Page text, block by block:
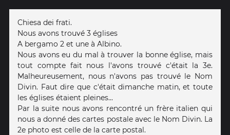
Chiesa dei frati.
Nous avons trouvé 3 églises
A bergamo 2 et une à Albino.
Nous avons eu du mal à trouver la bonne église, mais
tout compte fait nous l'avons trouvé c'était la 3e.
Malheureusement, nous n'avons pas trouvé le Nom
Divin. Faut dire que c'était dimanche matin, et toute
les églises étaient pleines...
Par la suite nous avons rencontré un frère italien qui
nous a donné des cartes postale avec le Nom Divin. La
2e photo est celle de la carte postal.